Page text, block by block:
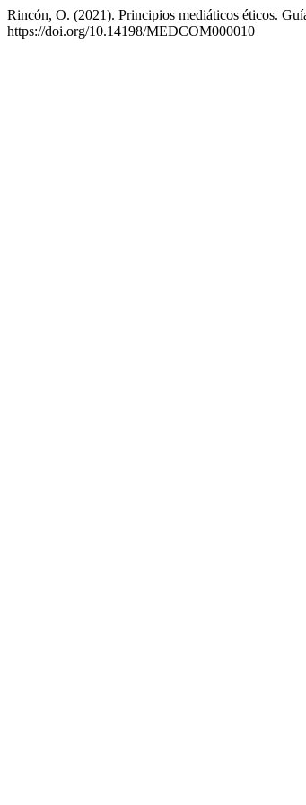
Rincón, O. (2021). Principios mediáticos éticos.
https://doi.org/10.14198/MEDCOM000010